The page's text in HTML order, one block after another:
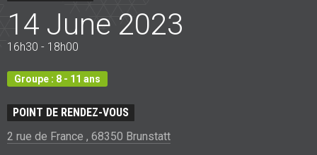
14 June 2023
16h30 - 18h00
Groupe : 8 - 11 ans
POINT DE RENDEZ-VOUS
2 rue de France , 68350 Brunstatt